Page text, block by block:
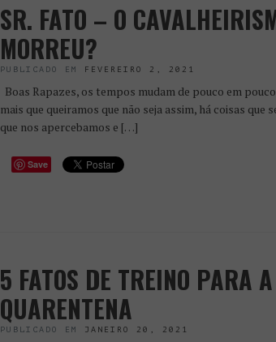
SR. FATO – O
MORREU?
PUBLICADO EM FEVEREIRO 2, 2021
Boas Rapazes, os tempos mudam de pouco em
mais que queiramos que não seja assim, há coisas que
que nos apercebamos e […]
Save
5 FATOS DE TREINO PARA A
QUARENTENA
PUBLICADO EM JANEIRO 20, 2021